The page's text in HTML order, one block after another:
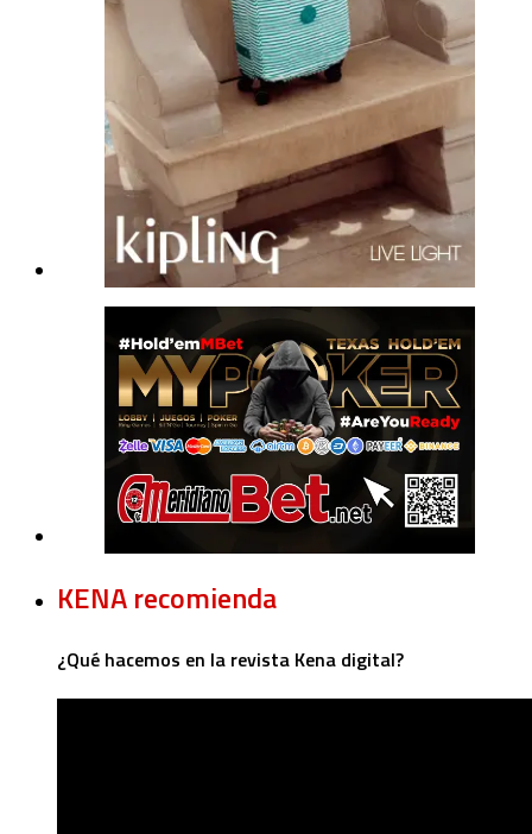
KENA recomienda
¿Qué hacemos en la revista Kena digital?